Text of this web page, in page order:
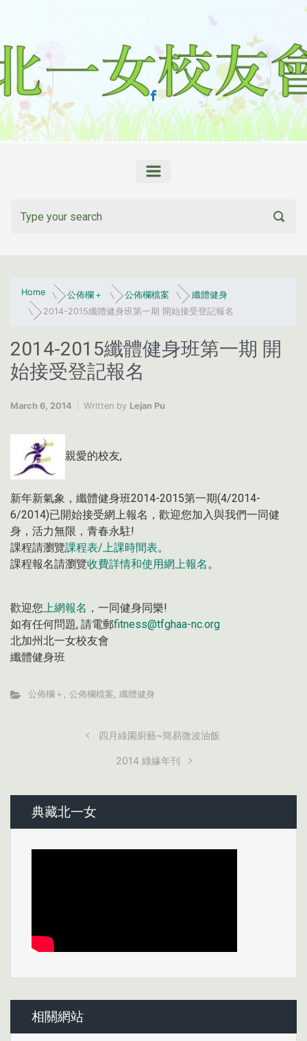
Home 公佈欄＋ 公佈欄檔案
纖體健身
2014-2015纖體健身班第一期 開始接受登記報名
2014-2015纖體健身班第一期 開
始接受登記報名
March 6, 2014 Written by Lejan Pu
親愛的校友,
新年新氣象，纖體健身班2014-2015第一期(4/2014-
6/2014)已開始接受網上報名，歡迎您加入與我們一同健
身，活力無限，青春永駐!
課程請瀏覽課程表/上課時間表。
課程報名請瀏覽收費詳情和使用網上報名。
歡迎您上網報名 ，一同健身同樂!
如有任何問題, 請電郵fitness@tfghaa-nc.org
北加州北一女校友會
纖體健身班
公佈欄＋ , 公佈欄檔案, 纖體健身
四月綠園廚藝~簡易微波油飯
2014 綠緣年刊
典藏北一女
相關網站